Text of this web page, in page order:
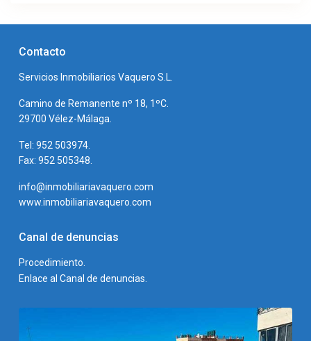
Contacto
Servicios Inmobiliarios Vaquero S.L.
Camino de Remanente nº 18, 1ºC.
29700 Vélez-Málaga.
Tel: 952 503974.
Fax: 952 505348.
info@inmobiliariavaquero.com
www.inmobiliariavaquero.com
Canal de denuncias
Procedimiento.
Enlace al Canal de denuncias.